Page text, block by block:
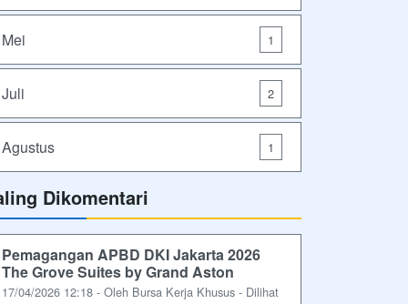
Mei 1
Juli 2
Agustus 1
Dikomentari
Pemagangan APBD DKI Jakarta 2026
The Grove Suites by Grand Aston
17/04/2026 12:18 - Oleh Bursa Kerja Khusus - Dilihat